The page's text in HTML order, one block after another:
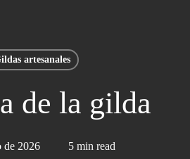
Infusiones y tés de eucalipto, jengibre,
artesanales
de la gilda
de 2026 5 min read